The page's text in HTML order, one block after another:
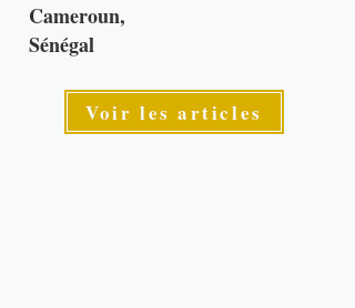
Cameroun,
Sénégal
Voir les articles